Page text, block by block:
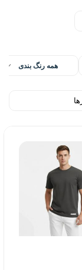
همه رنگ بندی